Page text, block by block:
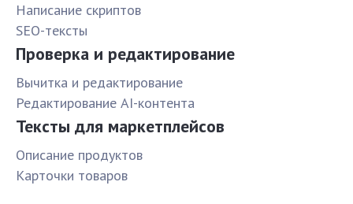
Написание скриптов
SEO-тексты
Проверка и редактирование
Вычитка и редактирование
Редактирование AI-контента
Тексты для маркетплейсов
Описание продуктов
Карточки товаров